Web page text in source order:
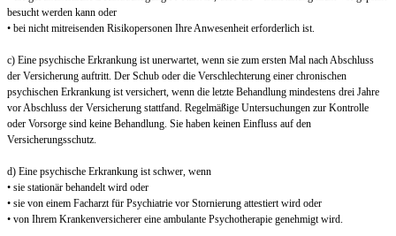
besucht werden kann oder
• bei nicht mitreisenden Risikopersonen Ihre Anwesenheit erforderlich ist.
c) Eine psychische Erkrankung ist unerwartet, wenn sie zum ersten Mal nach Abschluss
der Versicherung auftritt. Der Schub oder die Verschlechterung einer chronischen
psychischen Erkrankung ist versichert, wenn die letzte Behandlung mindestens drei Jahre
vor Abschluss der Versicherung stattfand. Regelmäßige Untersuchungen zur Kontrolle
oder Vorsorge sind keine Behandlung. Sie haben keinen Einfluss auf den
Versicherungsschutz.
d) Eine psychische Erkrankung ist schwer, wenn
• sie stationär behandelt wird oder
• sie von einem Facharzt für Psychiatrie vor Stornierung attestiert wird oder
• von Ihrem Krankenversicherer eine ambulante Psychotherapie genehmigt wird.